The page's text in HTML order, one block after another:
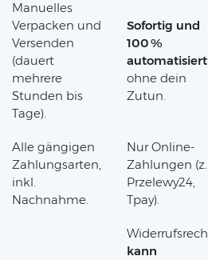
Manuelles
Verpacken und
Versenden
(dauert
mehrere
Stunden bis
Tage).
Sofortig und
100 %
automatisiert
ohne dein
Zutun.
Alle gängigen
Zahlungsarten,
inkl.
Nachnahme.
Nur Online-
Zahlungen (z.
Przelewy24,
Tpay).
kann